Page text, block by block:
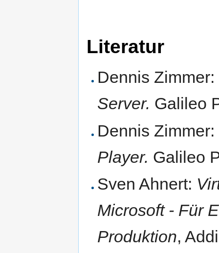
Literatur
Dennis Zimmer:
Server. Galileo
Dennis Zimmer:
Player. Galileo
Sven Ahnert:
Microsoft - Für
Produktion,